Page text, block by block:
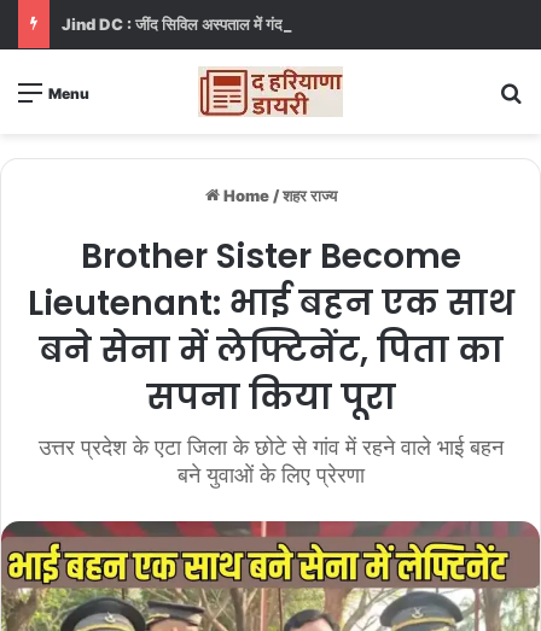
Menu
Home / शहर राज्य
Brother Sister Become
Lieutenant: भाई बहन एक साथ
बने सेना में लेफ्टिनेंट, पिता का
सपना किया पूरा
उत्तर प्रदेश के एटा जिला के छोटे से गांव में रहने वाले भाई बहन
बने युवाओं के लिए प्रेरणा